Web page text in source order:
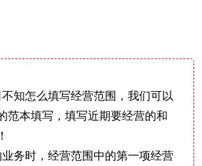
知怎么填写经营范围，我们可以
范本填写，填写近期要经营的和
务时，经营范围中的第一项经营